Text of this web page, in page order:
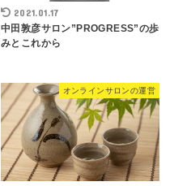
2021.01.17
中田敦彦サロン”PROGRESS”の歩
みとこれから
オンラインサロンの運営